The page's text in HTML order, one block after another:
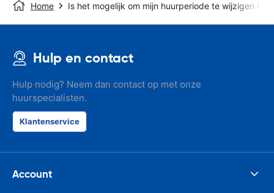
Home Is het mogelijk om mijn huurperiode te wijzigen
Hulp en contact
Hulp nodig? Neem dan contact op met onze
huurspecialisten.
Klantenservice
Account